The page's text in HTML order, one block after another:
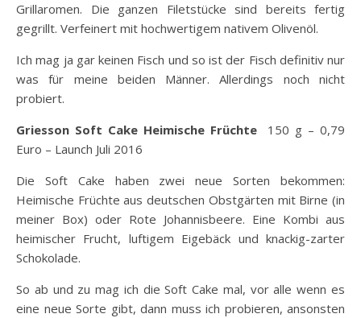
Grillaromen. Die ganzen Filetstücke sind bereits fertig
gegrillt. Verfeinert mit hochwertigem nativem Olivenöl.
Ich mag ja gar keinen Fisch und so ist der Fisch definitiv nur
was für meine beiden Männer. Allerdings noch nicht
probiert.
Griesson Soft Cake Heimische Früchte
150 g – 0,79
Euro – Launch Juli 2016
Die Soft Cake haben zwei neue Sorten bekommen:
Heimische Früchte aus deutschen Obstgärten mit Birne (in
meiner Box) oder Rote Johannisbeere. Eine Kombi aus
heimischer Frucht, luftigem Eigebäck und knackig-zarter
Schokolade.
So ab und zu mag ich die Soft Cake mal, vor alle wenn es
eine neue Sorte gibt, dann muss ich probieren, ansonsten